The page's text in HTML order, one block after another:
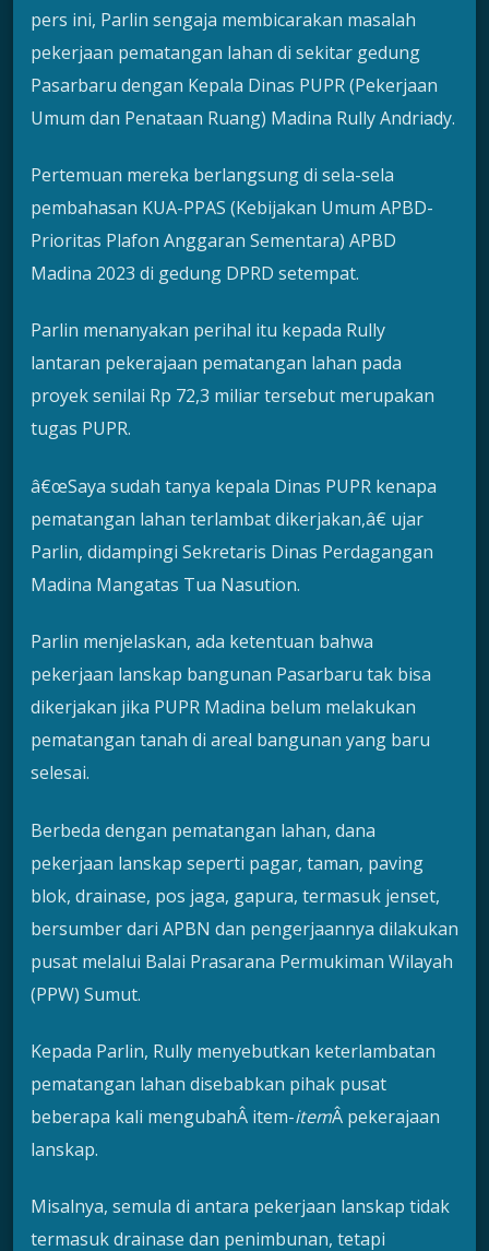
pers ini, Parlin sengaja membicarakan masalah
pekerjaan pematangan lahan di sekitar gedung
Pasarbaru dengan Kepala Dinas PUPR (Pekerjaan
Umum dan Penataan Ruang) Madina Rully Andriady.
Pertemuan mereka berlangsung di sela-sela
pembahasan KUA-PPAS (Kebijakan Umum APBD-
Prioritas Plafon Anggaran Sementara) APBD
Madina 2023 di gedung DPRD setempat.
Parlin menanyakan perihal itu kepada Rully
lantaran pekerajaan pematangan lahan pada
proyek senilai Rp 72,3 miliar tersebut merupakan
tugas PUPR.
â€œSaya sudah tanya kepala Dinas PUPR kenapa
pematangan lahan terlambat dikerjakan,â€ ujar
Parlin, didampingi Sekretaris Dinas Perdagangan
Madina Mangatas Tua Nasution.
Parlin menjelaskan, ada ketentuan bahwa
pekerjaan lanskap bangunan Pasarbaru tak bisa
dikerjakan jika PUPR Madina belum melakukan
pematangan tanah di areal bangunan yang baru
selesai.
Berbeda dengan pematangan lahan, dana
pekerjaan lanskap seperti pagar, taman, paving
blok, drainase, pos jaga, gapura, termasuk jenset,
bersumber dari APBN dan pengerjaannya dilakukan
pusat melalui Balai Prasarana Permukiman Wilayah
(PPW) Sumut.
Kepada Parlin, Rully menyebutkan keterlambatan
pematangan lahan disebabkan pihak pusat
beberapa kali mengubahÂ item-itemÂ pekerajaan
lanskap.
Misalnya, semula di antara pekerjaan lanskap tidak
termasuk drainase dan penimbunan, tetapi